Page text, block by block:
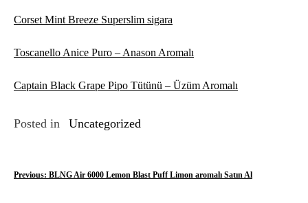
Corset Mint Breeze Superslim sigara
Toscanello Anice Puro – Anason Aromalı
Captain Black Grape Pipo Tütünü – Üzüm Aromalı
Posted in Uncategorized
Y
Previous: BLNG Air 6000 Lemon Blast Puff Limon aromalı Satın Al